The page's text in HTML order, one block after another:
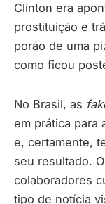
Clinton era
prostituição e
porão de uma
como ficou
No Brasil, as
em prática para
e, certamente,
seu resultado.
colaboradores
tipo de notícia